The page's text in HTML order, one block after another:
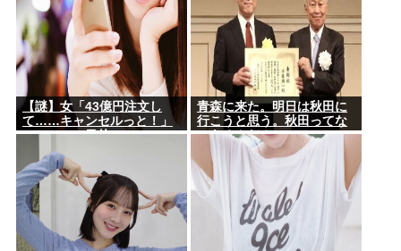
【謎】女「43億円注文し
て……キャンセルっと！」
←こいつの目的ｗ
青森に来た。明日は秋田に
行こうと思う。秋田ってな
にあるんだ？